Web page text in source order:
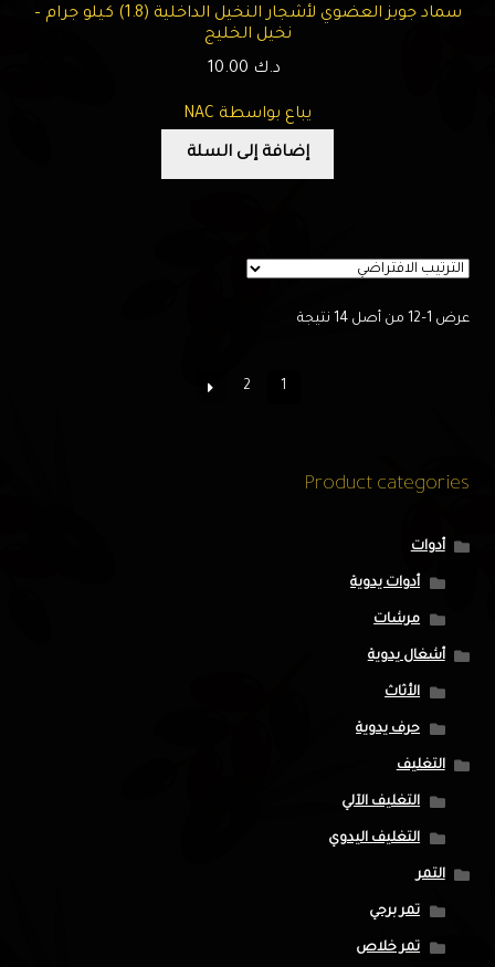
سماد جوبز العضوي لأشجار النخيل الداخلية (1.8) كيلو جرام –
نخيل الخليج
د.ك
يباع بواسطة NAC
إضافة إلى السلة
عرض 1–12 من أصل 14 نتيجة
1
2
Product categories
أدوات
أدوات يدوية
مرشات
أشغال يدوية
الأثاث
حرف يدوية
التغليف
التغليف الآلي
التغليف اليدوي
التمر
تمر برحي
تمر خلاص